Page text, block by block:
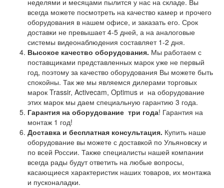
неделями и месяцами пылится у нас на складе. Вы
всегда можете посмотреть на качество камер и прочего
оборудования в нашем офисе, и заказать его. Срок
доставки не превышает 4-5 дней, а на аналоговые
системы видеонаблюдения составляет 1-2 дня.
Высокое качество оборудования. Мы работаем с
поставщиками представленных марок уже не первый
год, поэтому за качество оборудования Вы можете быть
спокойны. Так же мы являемся дилерами торговых
марок Trassir, Activecam, Optimus и на оборудование
этих марок мы даем специальную гарантию 3 года.
Гарантия на оборудование три года! Гарантия на
монтаж 1 год!
Доставка и бесплатная консультация. Купить наше
оборудование вы можете с доставкой по Ульяновску и
по всей России. Также специалисты нашей компании
всегда рады будут ответить на любые вопросы,
касающиеся характеристик наших товаров, их монтажа
и пусконаладки.